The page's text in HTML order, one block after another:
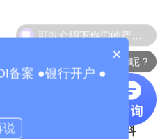
2.提交材料
你们是怎么收费的呢？
×
备案 ●银行开户 ●
说